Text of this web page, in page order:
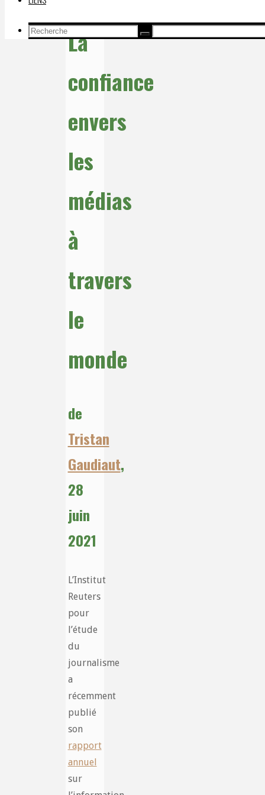
Recherche
Recherche
La
confiance
envers
les
médias
à
travers
le
monde
de
Tristan
Gaudiaut,
28
juin
2021
L’Institut
Reuters
pour
l’étude
du
journalisme
a
récemment
publié
son
rapport
annuel
sur